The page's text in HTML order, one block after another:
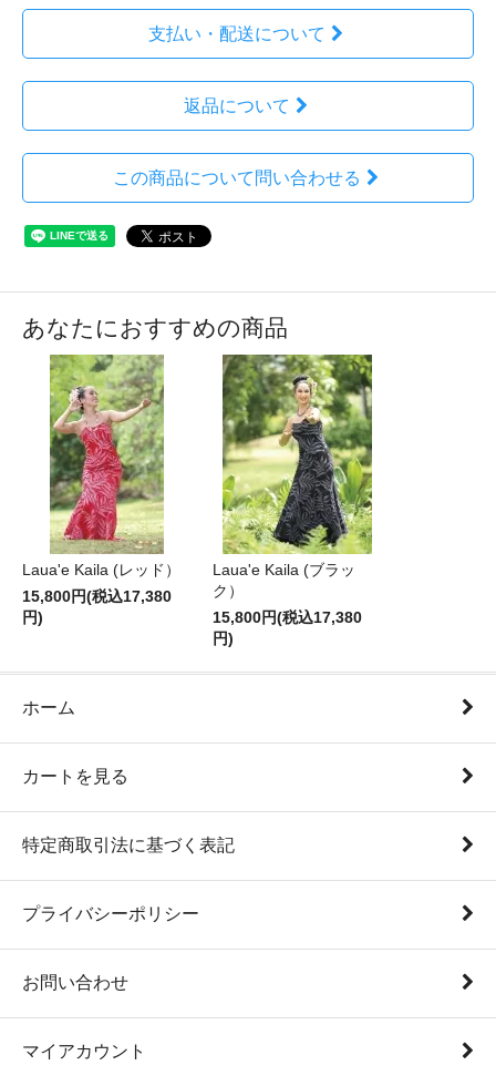
支払い・配送について
返品について
この商品について問い合わせる
あなたにおすすめの商品
Laua'e Kaila (レッド）
15,800円(税込17,380
円)
Laua'e Kaila (ブラッ
ク）
15,800円(税込17,380
円)
ホーム
カートを見る
特定商取引法に基づく表記
プライバシーポリシー
お問い合わせ
マイアカウント